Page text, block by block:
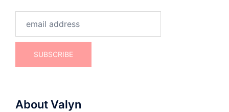
About Valyn